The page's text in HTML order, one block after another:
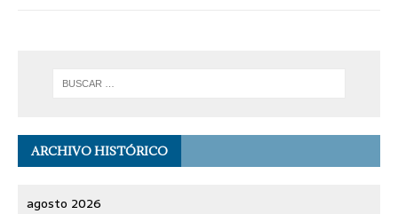
ARCHIVO HISTÓRICO
agosto 2026